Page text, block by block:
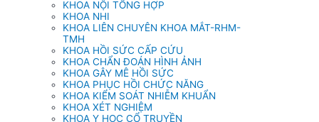
KHOA NỘI TỔNG HỢP
KHOA NHI
KHOA LIÊN CHUYÊN KHOA MẮT-RHM-
TMH
KHOA HỒI SỨC CẤP CỨU
KHOA CHẨN ĐOÁN HÌNH ẢNH
KHOA GÂY MÊ HỒI SỨC
KHOA PHỤC HỒI CHỨC NĂNG
KHOA KIỂM SOÁT NHIỄM KHUẨN
KHOA XÉT NGHIỆM
KHOA Y HỌC CỔ TRUYỀN